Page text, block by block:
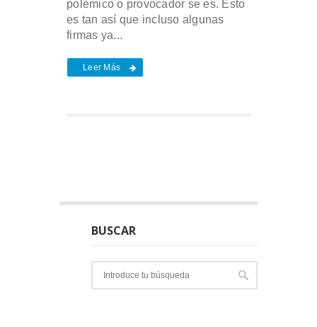
polémico o provocador se es. Esto
es tan así que incluso algunas
firmas ya...
Leer Más
BUSCAR